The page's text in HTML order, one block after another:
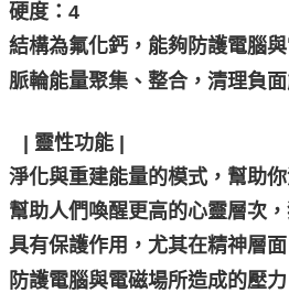
硬度：4
結構為氟化鈣，能夠防護電腦
脈輪能量聚集、整合，清理負
⠀| 靈性功能 |
淨化與重建能量的模式，幫助
幫助人們喚醒更高的心靈層次
具有保護作用，尤其在精神層面
防護電腦與電磁場所造成的壓力